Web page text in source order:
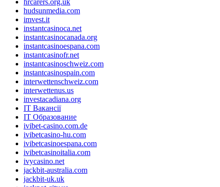
hudsunmedia.com
imvest.it
instantcasinoca.net
instantcasinocanada.org
instantcasinoespana.com
instantcasinofr.net
instantcasinoschweiz.com
instantcasinospain.com
interwettenschweiz.com
interwettenus.us
investacadiana.org
IT Вакансії
IT Образование
ivibet-casino.com.de
ivibetcasino-hu.com
ivibetcasinoespana.com
ivibetcasinoitalia.com
ivycasino.net
jackbit-australia.com
jackbit-uk.uk